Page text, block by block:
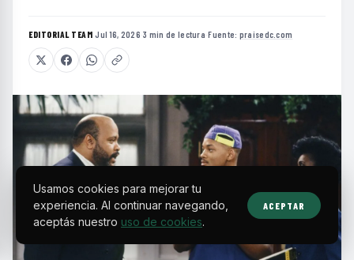
EDITORIAL TEAM·Jul 16, 2026·3 min de lectura·Fuente: praisedc.com
Usamos cookies para mejorar tu
experiencia. Al continuar navegando,
aceptás nuestro uso de cookies.
ACEPTAR